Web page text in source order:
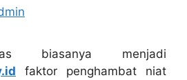
biasanya menjadi
faktor penghambat niat